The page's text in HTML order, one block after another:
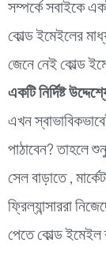
সম্পর্কে সবাইকে
কোল্ড ইমেইলের
জেনে নেই কোল্ড
একটি নির্দিষ্ট
এখন
পাঠাবেন? তাহলে
সেল বাড়াতে ,
ফ্রিল্যান্সাররা
পেতে কোল্ড ইমেইল